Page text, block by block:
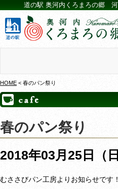
道の駅 奥河内くろまろの郷
HOME < 春のパン祭り
春のパン祭り
2018年03月25日（日
むささびパン工房よりお知らせです